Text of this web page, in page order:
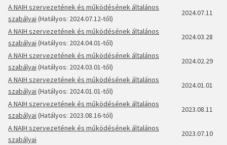
A NAIH szervezetének és működésének általános
szabályai (Hatályos: 2024.07.12-től)
2024.07.11
A NAIH szervezetének és működésének általános
szabályai (Hatályos: 2024.04.01-től)
2024.03.28
A NAIH szervezetének és működésének általános
szabályai (Hatályos: 2024.03.01-től)
2024.02.29
A NAIH szervezetének és működésének általános
szabályai (Hatályos: 2024.01.01-től)
2024.01.01
A NAIH szervezetének és működésének általános
szabályai (Hatályos: 2023.08.16-tól)
2023.08.11
A NAIH szervezetének és működésének általános
szabályai
2023.07.10